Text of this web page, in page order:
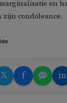
en
zijn condoleance.
𝕏 f in